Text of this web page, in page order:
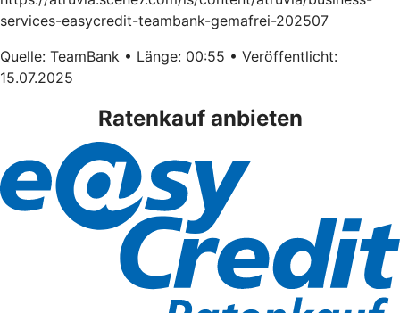
services-easycredit-teambank-gemafrei-202507
Quelle: TeamBank • Länge: 00:55 • Veröffentlicht:
15.07.2025
Ratenkauf anbieten